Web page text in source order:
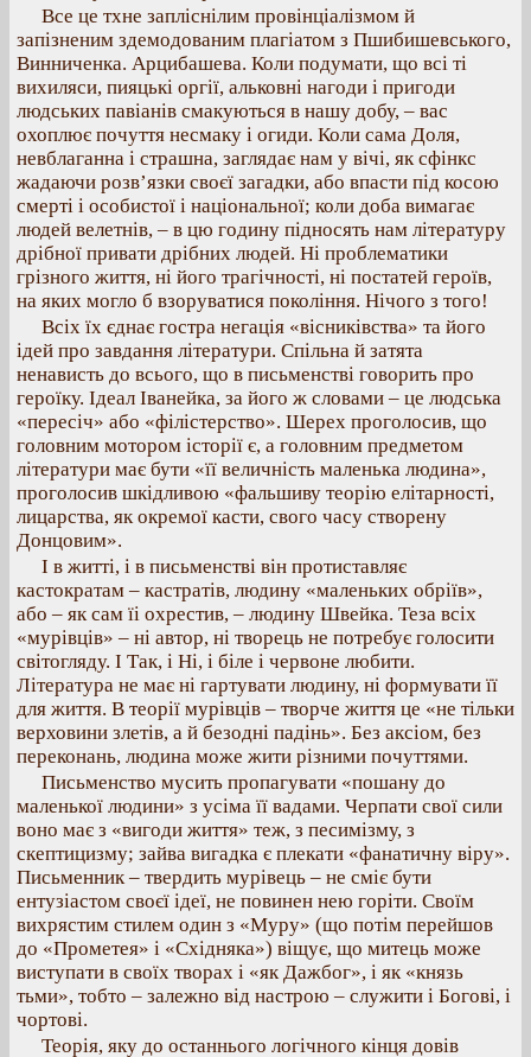
Все це тхне запліснілим провінціалізмом й
запізненим здемодованим плагіатом з Пшибишевського,
Винниченка. Арцибашева. Коли подумати, що всі ті
вихиляси, пияцькі оргії, альковні нагоди і пригоди
людських павіанів смакуються в нашу добу, – вас
охоплює почуття несмаку і огиди. Коли сама Доля,
невблаганна і страшна, заглядає нам у вічі, як сфінкс
жадаючи розв’язки своєї загадки, або впасти під косою
смерті і особистої і національної; коли доба вимагає
людей велетнів, – в цю годину підносять нам літературу
дрібної привати дрібних людей. Ні проблематики
грізного життя, ні його трагічності, ні постатей героїв,
на яких могло б взоруватися покоління. Нічого з того!
Всіх їх єднає гостра негація «вісниківства» та його
ідей про завдання літератури. Спільна й затята
ненависть до всього, що в письменстві говорить про
героїку. Ідеал Іванейка, за його ж словами – це людська
«пересіч» або «філістерство». Шерех проголосив, що
головним мотором історії є, а головним предметом
літератури має бути «її величність маленька людина»,
проголосив шкідливою «фальшиву теорію елітарності,
лицарства, як окремої касти, свого часу створену
Донцовим».
І в житті, і в письменстві він протиставляє
кастократам – кастратів, людину «маленьких обріїв»,
або – як сам їі охрестив, – людину Швейка. Теза всіх
«мурівців» – ні автор, ні творець не потребує голосити
світогляду. І Так, і Ні, і біле і червоне любити.
Література не має ні гартувати людину, ні формувати її
для життя. В теорії мурівців – творче життя це «не тільки
верховини злетів, а й безодні падінь». Без аксіом, без
переконань, людина може жити різними почуттями.
Письменство мусить пропагувати «пошану до
маленької людини» з усіма її вадами. Черпати свої сили
воно має з «вигоди життя» теж, з песимізму, з
скептицизму; зайва вигадка є плекати «фанатичну віру».
Письменник – твердить мурівець – не сміє бути
ентузіастом своєї ідеї, не повинен нею горіти. Своїм
вихрястим стилем один з «Муру» (що потім перейшов
до «Прометея» і «Східняка») віщує, що митець може
виступати в своїх творах і «як Дажбог», і як «князь
тьми», тобто – залежно від настрою – служити і Богові, і
чортові.
Теорія, яку до останнього логічного кінця довів